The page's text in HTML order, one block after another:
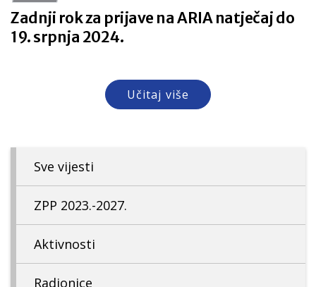
Zadnji rok za prijave na ARIA natječaj do
19. srpnja 2024.
Učitaj više
Sve vijesti
ZPP 2023.-2027.
Aktivnosti
Radionice